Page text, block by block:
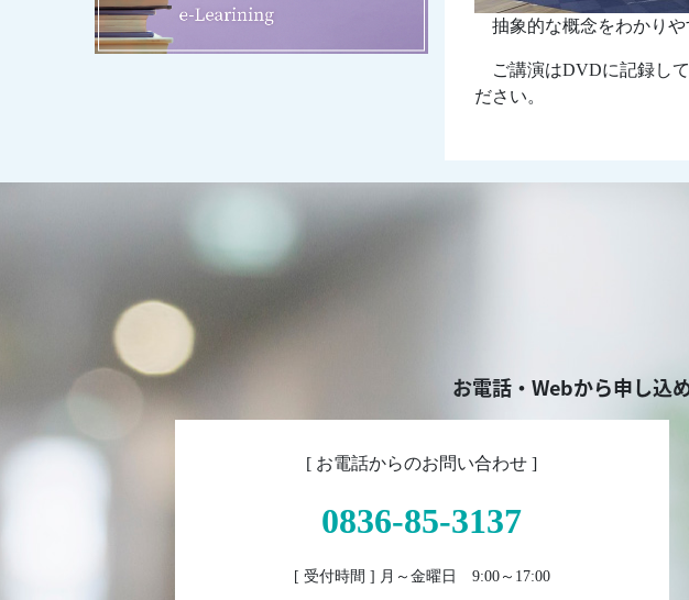
抽象的な概念をわかりや
ご講演はDVDに記録して
ださい。
お電話・Webから申し込
[ お電話からのお問い合わせ ]
0836-85-3137
[ 受付時間 ] 月～金曜日 9:00～17:00